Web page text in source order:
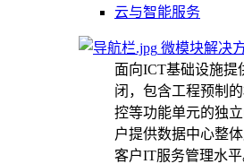
云与智能服务
微模块解决
面向ICT基础设施提
闭，包含工程预制
控等功能单元的独
户提供数据中心整
客户IT服务管理水平